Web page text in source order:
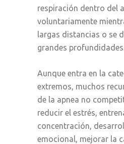
respiración dentro del
voluntariamente
largas distancias o se
grandes
Aunque entra en la
extremos, muchos
de la apnea no
reducir el estrés,
concentración,
emocional, mejorar la